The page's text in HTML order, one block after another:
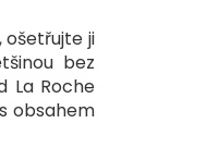
ji
bez
La Roche
obsahem